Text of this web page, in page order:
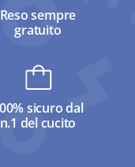
Reso sempre
gratuito
sicuro dal
n.1 del cucito